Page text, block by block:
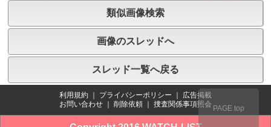
類似画像検索
画像のスレッドへ
スレッド一覧へ戻る
利用規約 プライバシーポリシー
広告掲載
お問い合わせ
削除依頼 捜査関係事項照会 PAGE top